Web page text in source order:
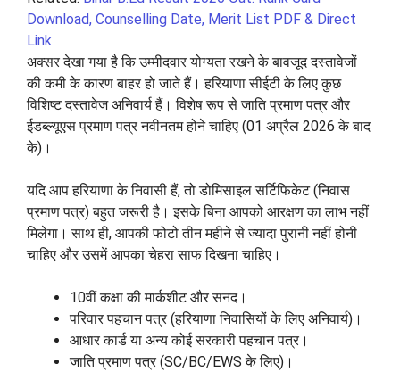
Download, Counselling Date, Merit List PDF & Direct
Link
अक्सर देखा गया है कि उम्मीदवार योग्यता रखने के बावजूद दस्तावेजों
की कमी के कारण बाहर हो जाते हैं। हरियाणा सीईटी के लिए कुछ
विशिष्ट दस्तावेज अनिवार्य हैं। विशेष रूप से जाति प्रमाण पत्र और
ईडब्ल्यूएस प्रमाण पत्र नवीनतम होने चाहिए (01 अप्रैल 2026 के बाद
के)।
यदि आप हरियाणा के निवासी हैं, तो डोमिसाइल सर्टिफिकेट (निवास
प्रमाण पत्र) बहुत जरूरी है। इसके बिना आपको आरक्षण का लाभ नहीं
मिलेगा। साथ ही, आपकी फोटो तीन महीने से ज्यादा पुरानी नहीं होनी
चाहिए और उसमें आपका चेहरा साफ दिखना चाहिए।
10वीं कक्षा की मार्कशीट और सनद।
परिवार पहचान पत्र (हरियाणा निवासियों के लिए अनिवार्य)।
आधार कार्ड या अन्य कोई सरकारी पहचान पत्र।
जाति प्रमाण पत्र (SC/BC/EWS के लिए)।